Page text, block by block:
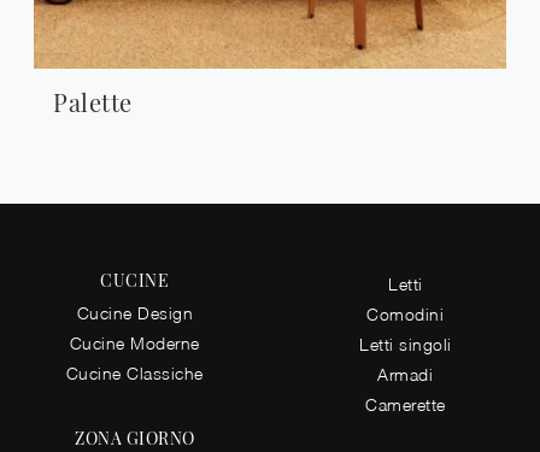
Palette
CUCINE
Cucine Design
Cucine Moderne
Cucine Classiche
ZONA GIORNO
Letti
Comodini
Letti singoli
Armadi
Camerette